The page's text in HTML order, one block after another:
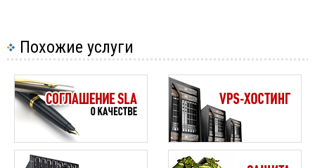
Похожие услуги